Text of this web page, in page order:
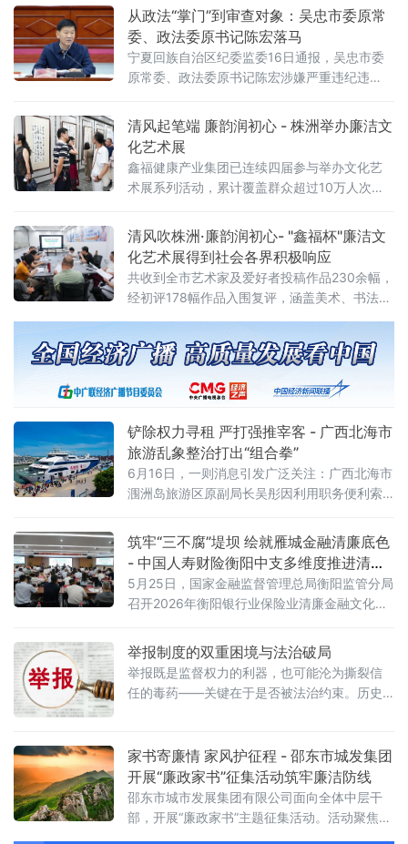
党课以“红色家风筑牢奋斗之基”为主题。赵石毛
结合父辈一心为民、清正廉洁的感人事迹，深
情讲述了红色血脉在家风
从政法“掌门”到审查对象：吴忠市委原常
委、政法委原书记陈宏落马
宁夏回族自治区纪委监委16日通报，吴忠市委
原常委、政法委原书记陈宏涉嫌严重违纪违
察调查。中央纪委国家监委网站同日转发了这
一消息。这位曾主政一地政法系统的正厅级官
员，成为2026年以来宁夏回族自治区又一名被
查的厅级干部。从教师到政法委书记公开资料
显示，陈宏，男，汉族，1971年12月出生，宁
共产党。他的职业生涯起步
清风起笔端 廉韵润初心 - 株洲举办廉洁文
化艺术展
鑫福健康产业集团已连续四届参与举办文化艺
术展系列活动，累计覆盖群众超过10万人次。
化”的融合模式，让廉洁文化更加贴近群众日常
生活。
清风吹株洲·廉韵润初心- "鑫福杯"廉洁文
化艺术展得到社会各界积极响应
共收到全市艺术家及爱好者投稿作品230余幅，
经初评178幅作品入围复评，涵盖美术、书法、
盖面广、专业性强。178幅入围作品紧扣廉洁文
化主题，以多元艺术形式诠释清廉品格、清正
作风与勤廉典范。其中书法作品75幅、美术作
品53幅、摄
铲除权力寻租 严打强推宰客 - 广西北海市
旅游乱象整治打出“组合拳”
6月16日，一则消息引发广泛关注：广西北海市
涠洲岛旅游区原副局长吴彤因利用职务便利索
徒刑三年。这起案件的宣判，是北海市整治群
众反映强烈的旅游乱象问题的标志性成果之
一。从海岛权力寻租到银滩强推摩托艇，从海
鲜“宰客”到导游强制购物，这座滨海旅游城市正
以“零容忍”态度打出一套整治“组合拳”。从个案
筑牢“三不腐”堤坝 绘就雁城金融清廉底色
- 中国人寿财险衡阳中支多维度推进清廉
金融文化建设纪实
5月25日，国家金融监督管理总局衡阳监管分局
召开2026年衡阳银行业保险业清廉金融文化建
公司衡阳市中心支公司作为财险行业唯一代表
在会上作交流发言。中国人寿财险衡阳中支党
委书记、总经理唐琳从强化组织保障、筑牢思
想防线、完善制度流程、厚植文化氛围四个方
行动开展情况及工
举报制度的双重困境与法治破局
举报既是监督权力的利器，也可能沦为撕裂信
任的毒药——关键在于是否被法治约束。历史
坚守真实性、程序正义与反诬告机制，才能让
举报回归监督本质。近日，一面印着“相互举报
是群防群治、自我保护的最好办法”的巨大红色
宣传牌，矗立在市中心的显著位置，牌匾右下
家书寄廉情 家风护征程 - 邵东市城发集团
开展“廉政家书”征集活动筑牢廉洁防线
邵东市城市发展集团有限公司面向全体中层干
部，开展“廉政家书”主题征集活动。活动聚焦集